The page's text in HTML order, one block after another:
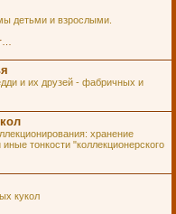
детьми и взрослыми.
и их друзей - фабричных и
хранение
тонкости "коллекционерского
кукол